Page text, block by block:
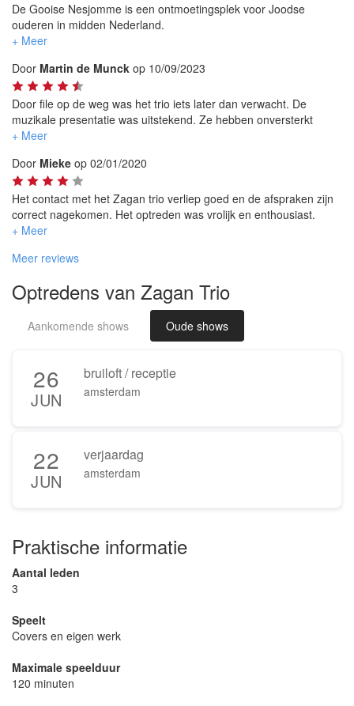
De Gooise Nesjomme is een ontmoetingsplek voor Joodse
ouderen in midden Nederland.
Dit jaar werd onze Chanuka-viering opgeluisterd door het Zagan
Hun optreden maakte onze Chanoeka-viering extra feestelijk.
Ze paste zelfs hun optreed-tijden aan aan onze behoefte.
Hun optreden sloot ook goed aan bij de sfeer van onze groep.
Door Martin de Munck op 10/09/2023
Door file op de weg was het trio iets later dan verwacht. De
muzikale presentatie was uitstekend. Ze hebben onversterkt
gespeeld en dat klonk geweldig. Hun bijdrage aan de
door onze dochter en schoonzoon en hun gasten.
Van harte aanbevolen!!
Door Mieke op 02/01/2020
Het contact met het Zagan trio verliep goed en de afspraken zijn
correct nagekomen. Het optreden was vrolijk en enthousiast.
Helaas was er af en toe wel wat kritiek op het samenspel van de
het toch een heel geslaagde avond.
Meer reviews
Optredens van Zagan Trio
Aankomende shows Oude shows
26
JUN
bruiloft / receptie
amsterdam
22
JUN
verjaardag
amsterdam
Praktische informatie
Aantal leden
3
Speelt
Covers en eigen werk
Maximale speelduur
120 minuten